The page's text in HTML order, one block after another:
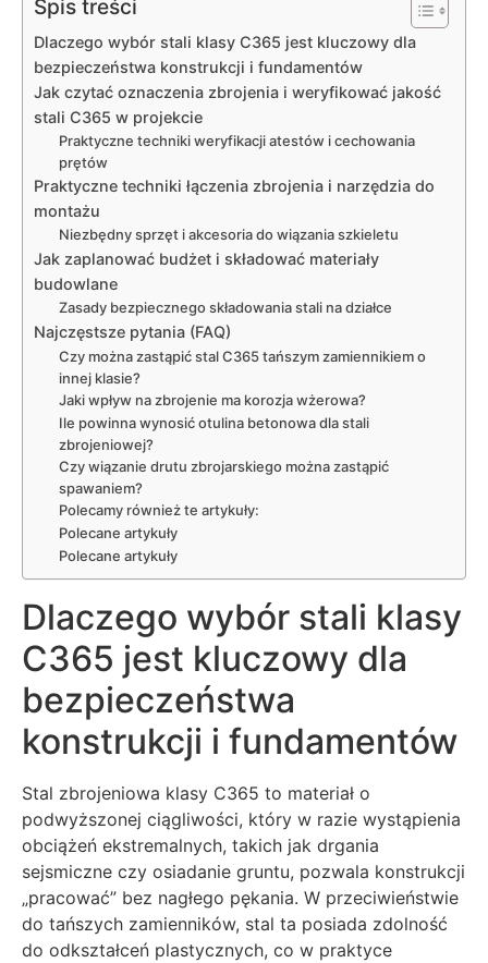
Spis treści
Dlaczego wybór stali klasy C365 jest kluczowy dla
bezpieczeństwa konstrukcji i fundamentów
Jak czytać oznaczenia zbrojenia i weryfikować jakość
stali C365 w projekcie
Praktyczne techniki weryfikacji atestów i cechowania
prętów
Praktyczne techniki łączenia zbrojenia i narzędzia do
montażu
Niezbędny sprzęt i akcesoria do wiązania szkieletu
Jak zaplanować budżet i składować materiały
budowlane
Zasady bezpiecznego składowania stali na działce
Najczęstsze pytania (FAQ)
Czy można zastąpić stal C365 tańszym zamiennikiem o
innej klasie?
Jaki wpływ na zbrojenie ma korozja wżerowa?
Ile powinna wynosić otulina betonowa dla stali
zbrojeniowej?
Czy wiązanie drutu zbrojarskiego można zastąpić
spawaniem?
Polecamy również te artykuły:
Polecane artykuły
Polecane artykuły
Dlaczego wybór stali klasy
C365 jest kluczowy dla
bezpieczeństwa
konstrukcji i fundamentów
Stal zbrojeniowa klasy C365 to materiał o
podwyższonej ciągliwości, który w razie wystąpienia
obciążeń ekstremalnych, takich jak drgania
sejsmiczne czy osiadanie gruntu, pozwala konstrukcji
„pracować” bez nagłego pękania. W przeciwieństwie
do tańszych zamienników, stal ta posiada zdolność
do odkształceń plastycznych, co w praktyce